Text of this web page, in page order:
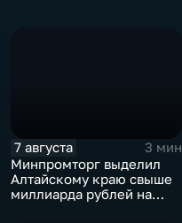
7 августа
3 мин
Минпромторг выделил
Алтайскому краю свыше
миллиарда рублей на